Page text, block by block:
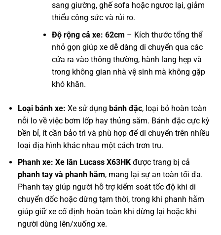
sang giường, ghế sofa hoặc ngược lại, giảm
thiểu công sức và rủi ro.
Độ rộng cả xe: 62cm – Kích thước tổng thể
nhỏ gọn giúp xe dễ dàng di chuyển qua các
cửa ra vào thông thường, hành lang hẹp và
trong không gian nhà vệ sinh mà không gặp
khó khăn.
Loại bánh xe: Xe sử dụng bánh đặc, loại bỏ hoàn toàn
nỗi lo về việc bơm lốp hay thủng săm. Bánh đặc cực kỳ
bền bỉ, ít cần bảo trì và phù hợp để di chuyển trên nhiều
loại địa hình khác nhau một cách trơn tru.
Phanh xe: Xe lăn Lucass X63HKđược trang bị cả
phanh tay và phanh hãm, mang lại sự an toàn tối đa.
Phanh tay giúp người hỗ trợ kiểm soát tốc độ khi di
chuyển dốc hoặc dừng tạm thời, trong khi phanh hãm
giúp giữ xe cố định hoàn toàn khi dừng lại hoặc khi
người dùng lên/xuống xe.